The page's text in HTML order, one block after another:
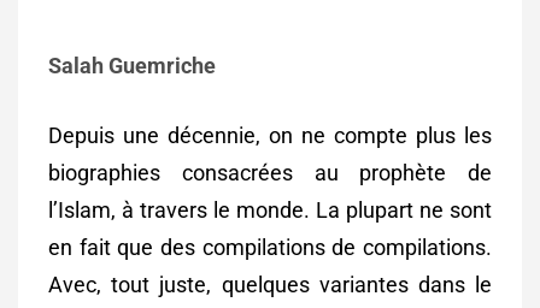
Salah Guemriche
Depuis une décennie, on ne compte plus les
biographies consacrées au prophète de
l’Islam, à travers le monde. La plupart ne sont
en fait que des compilations de compilations.
Avec, tout juste, quelques variantes dans le